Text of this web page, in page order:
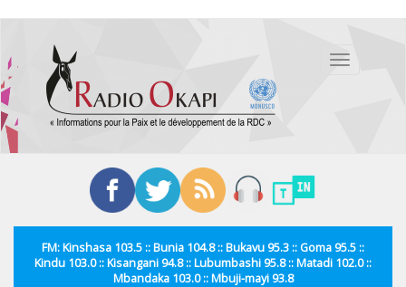
contenu
principal
Toggle
FM: Kinshasa 103.5 :: Bunia 104.8 :: Bukavu 95.3 :: Goma 95.5 ::
Kindu 103.0 :: Kisangani 94.8 :: Lubumbashi 95.8 :: Matadi 102.0 ::
Mbandaka 103.0 :: Mbuji-mayi 93.8